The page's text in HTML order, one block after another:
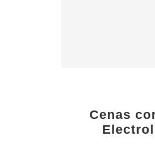
Cenas